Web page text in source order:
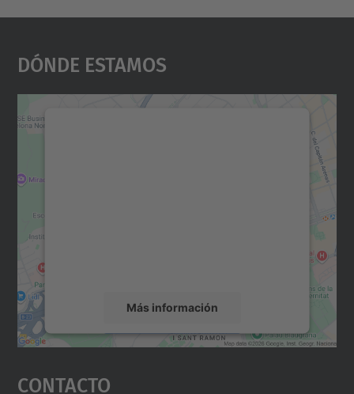
Dónde Estamos
Más información
Aceptar
powered by
Contacto